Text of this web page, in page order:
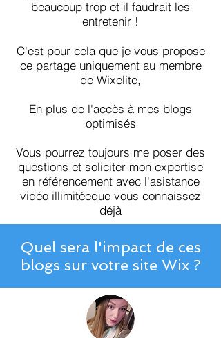
beaucoup trop et il faudrait les
entretenir !
C'est pour cela que je vous propose
ce partage uniquement au membre
de Wixelite,
En plus de l'accès à mes blogs
optimisés
Vous pourrez toujours me poser des
questions et soliciter mon expertise
en référencement avec l'asistance
vidéo illimitéeque vous connaissez
déjà
Quel sera l'impact de ces
blogs sur votre site Wix ?